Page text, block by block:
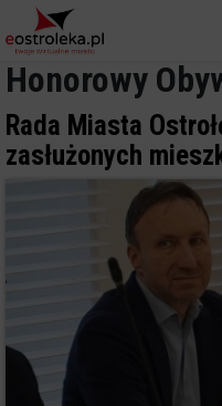
Honorowy
Rada Miasta
zasłużonych